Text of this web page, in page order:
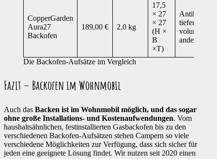
CopperGarden
Aura27
Backofen
189,00 € 2,0 kg
17,5
× 27
× 27
(H ×
B
×T)
tiefer &
andere
Die Backofen-Aufsätze im Vergleich
Fazit – Backofen im Wohnmobil
Auch das Backen ist im Wohnmobil möglich, und das sogar
ohne große Installations- und Kostenaufwendungen. Vom
haushaltsähnlichen, festinstallierten Gasbackofen bis zu den
verschiedenen Backofen-Aufsätzen stehen Campern so viele
verschiedene Möglichkeiten zur Verfügung, dass sich sicher für
jeden eine geeignete Lösung findet. Wir nutzen seit 2020 einen